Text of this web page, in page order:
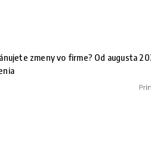
zmeny vo firme? Od augusta